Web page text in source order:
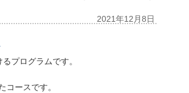
2021年12月8日
プログラムです。
ースです。